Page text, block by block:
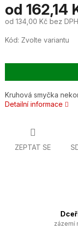
od 162,14
od 134,00 Kč bez DPH
cena:
Kód: Zvolte variantu
Kruhová smyčka
Detailní informace
ZEPTAT SE
zázemí